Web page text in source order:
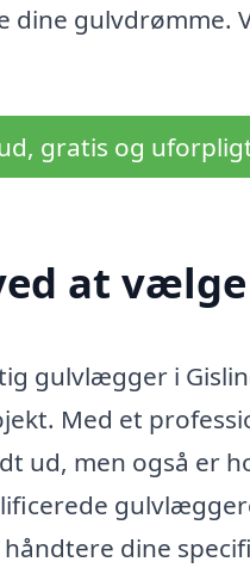
dine gulvdrømme.
gratis og
at
gulvlægger i
Med et
ud, men også er
dine